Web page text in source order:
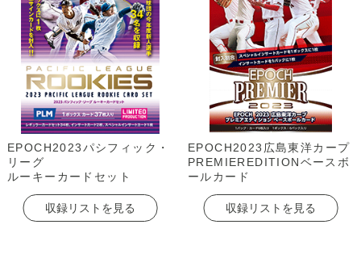
EPOCH2023パシフィック・
リーグ
ルーキーカードセット
収録リストを見る
EPOCH2023広島東洋カープ
PREMIEREDITIONベースボ
ールカード
収録リストを見る